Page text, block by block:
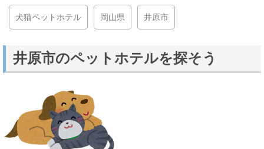
犬猫ペットホテル 岡山県 井原市
井原市のペットホテルを探そう